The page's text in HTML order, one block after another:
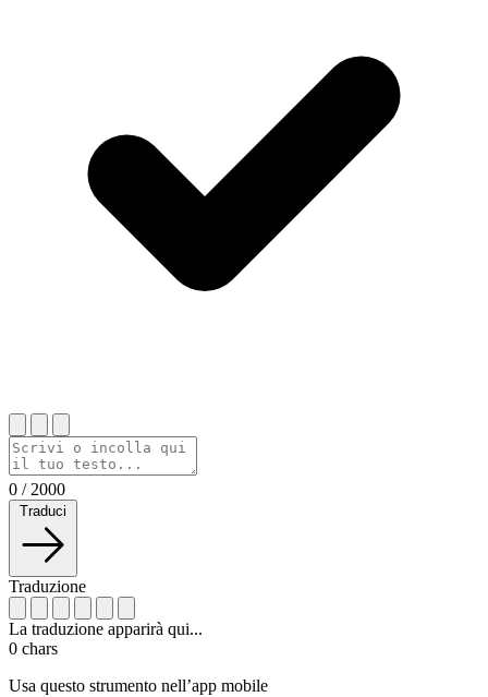
0 / 2000
Traduci
Traduzione
La traduzione apparirà qui...
0 chars
Usa questo strumento nell’app mobile